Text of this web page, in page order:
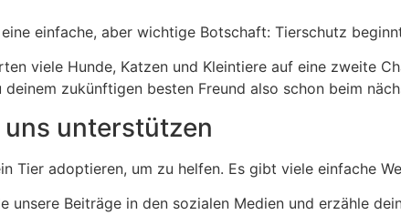
einfache, aber wichtige Botschaft: Tierschutz
viele Hunde, Katzen und Kleintiere auf eine zweite
zukünftigen besten Freund also schon beim
unterstützen
Tier adoptieren, um zu helfen. Es gibt viele einfache
unsere Beiträge in den sozialen Medien und erzähle